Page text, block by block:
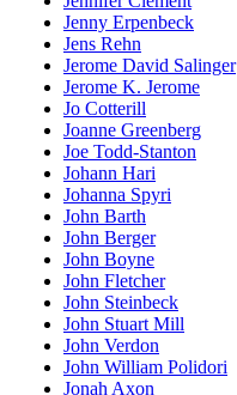
Jenny Erpenbeck
Jens Rehn
Jerome David Salinger
Jerome K. Jerome
Jo Cotterill
Joanne Greenberg
Joe Todd-Stanton
Johann Hari
Johanna Spyri
John Barth
John Berger
John Boyne
John Fletcher
John Steinbeck
John Stuart Mill
John Verdon
John William Polidori
Jonah Axon